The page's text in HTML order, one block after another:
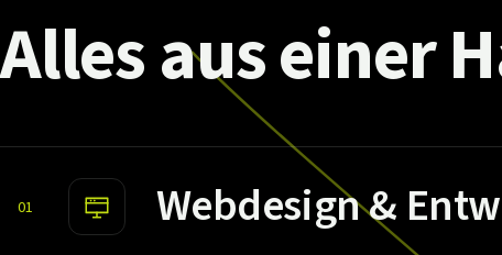
Allesauseiner
01 Webdesign &